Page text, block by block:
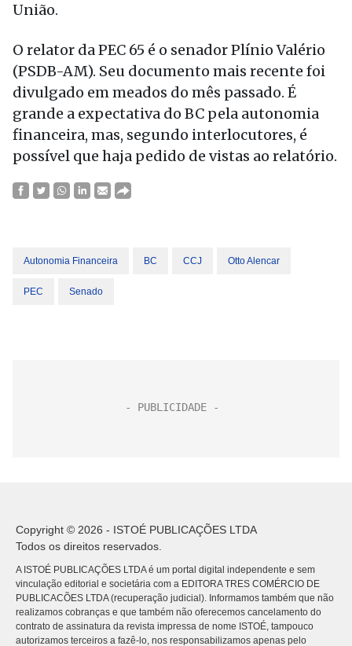
União.
O relator da PEC 65 é o senador Plínio Valério
(PSDB-AM). Seu documento mais recente foi
divulgado em meados do mês passado. É
grande a expectativa do BC pela autonomia
financeira, mas, segundo interlocutores, é
possível que haja pedido de vistas ao relatório.
Autonomia Financeira BC CCJ Otto Alencar
PEC Senado
Copyright © 2026 - ISTOÉ PUBLICAÇÕES LTDA
Todos os direitos reservados.
A ISTOÉ PUBLICAÇÕES LTDA é um portal digital independente e sem
vinculação editorial e societária com a EDITORA TRES COMÉRCIO DE
PUBLICACÕES LTDA (recuperação judicial). Informamos também que não
realizamos cobranças e que também não oferecemos cancelamento do
contrato de assinatura da revista impressa de nome ISTOÉ, tampouco
autorizamos terceiros a fazê-lo, nos responsabilizamos apenas pelo